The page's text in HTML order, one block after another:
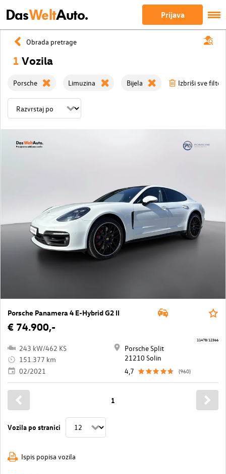
DasWeltAuto. Prijava
Obrada pretrage
1 Vozila
Porsche Limuzina Bijela Izbriši sve
Porsche Panamera 4 E-Hybrid G2 II
€ 74.900,-
243 kW/462 KS
151.377 km
02/2021
Porsche Split
21210 Solin
4,7
(960)
11478/12366
Vozila po stranici
1
Ispis popisa vozila